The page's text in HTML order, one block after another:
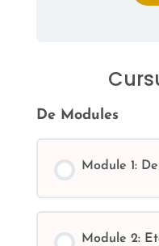
De Modules
Module 1:
Module 2: